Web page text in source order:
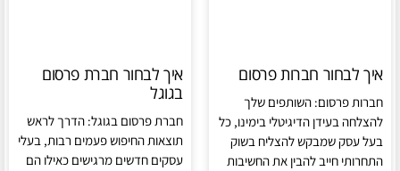
איך לבחור חברות פרסום
חברות פרסום: השותפים שלך
להצלחה בעידן הדיגיטלי בימינו, כל
בעל עסק שמבקש להצליח בשוק
התחרותי חייב להבין את החשיבות
איך לבחור חברת פרסום
בגוגל
חברת פרסום בגוגל: הדרך לראש
תוצאות החיפוש פעמים רבות, בעלי
עסקים חדשים מרגישים כאילו הם